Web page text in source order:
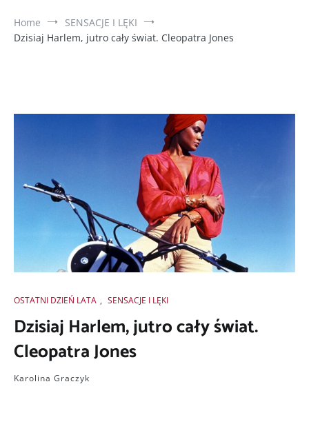
Home
SENSACJE I LĘKI
Dzisiaj Harlem, jutro cały świat. Cleopatra Jones
OSTATNI DZIEŃ LATA , SENSACJE I LĘKI
Dzisiaj Harlem, jutro cały świat.
Cleopatra Jones
Karolina Graczyk